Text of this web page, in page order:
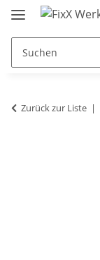
Zurück zur Liste